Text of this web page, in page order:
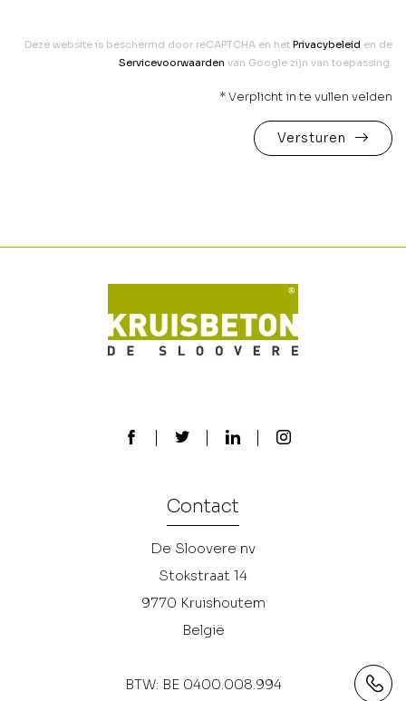
Deze website is beschermd door reCAPTCHA en het Privacybeleid en de
Servicevoorwaarden van Google zijn van toepassing.
* Verplicht in te vullen velden
Versturen
Contact
De Sloovere nv
Stokstraat 14
9770 Kruishoutem
België
BTW: BE 0400.008.994